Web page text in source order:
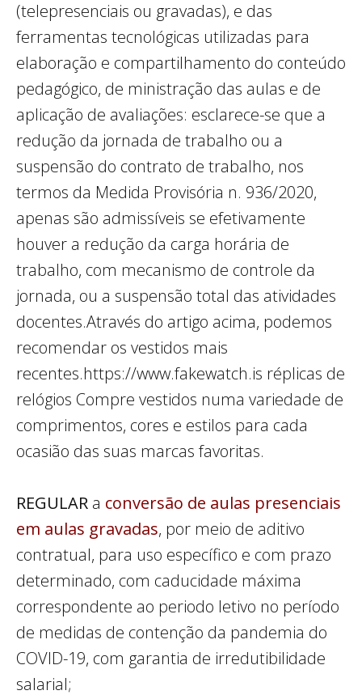
(telepresenciais ou gravadas), e das
ferramentas tecnológicas utilizadas para
elaboração e compartilhamento do conteúdo
pedagógico, de ministração das aulas e de
aplicação de avaliações: esclarece-se que a
redução da jornada de trabalho ou a
suspensão do contrato de trabalho, nos
termos da Medida Provisória n. 936/2020,
apenas são admissíveis se efetivamente
houver a redução da carga horária de
trabalho, com mecanismo de controle da
jornada, ou a suspensão total das atividades
docentes.Através do artigo acima, podemos
recomendar os vestidos mais
recentes.https://www.fakewatch.is réplicas de
relógios Compre vestidos numa variedade de
comprimentos, cores e estilos para cada
ocasião das suas marcas favoritas.
REGULAR a conversão de aulas presenciais
em aulas gravadas, por meio de aditivo
contratual, para uso específico e com prazo
determinado, com caducidade máxima
correspondente ao periodo letivo no período
de medidas de contenção da pandemia do
COVID-19, com garantia de irredutibilidade
salarial;